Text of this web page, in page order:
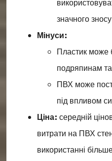
значного
Мінуси:
Пластик може
подряпинам
ПВХ може
під впливом
Ціна: середній
витрати на ПВХ
використанні